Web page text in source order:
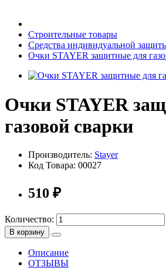
Строительные товары
Строительные товары
Средства индивидуальной
Очки STAYER защитные для
Очки STAYER
газовой сварки
Производитель: Stayer
Код Товара: 00027
510 ₽
Количество:
В корзину
Описание
ОТЗЫВЫ